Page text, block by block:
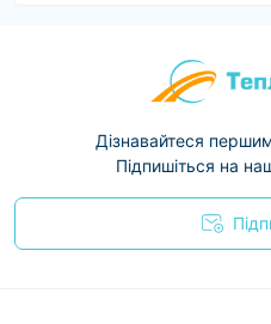
Дізнавайтеся
Підпишіться на